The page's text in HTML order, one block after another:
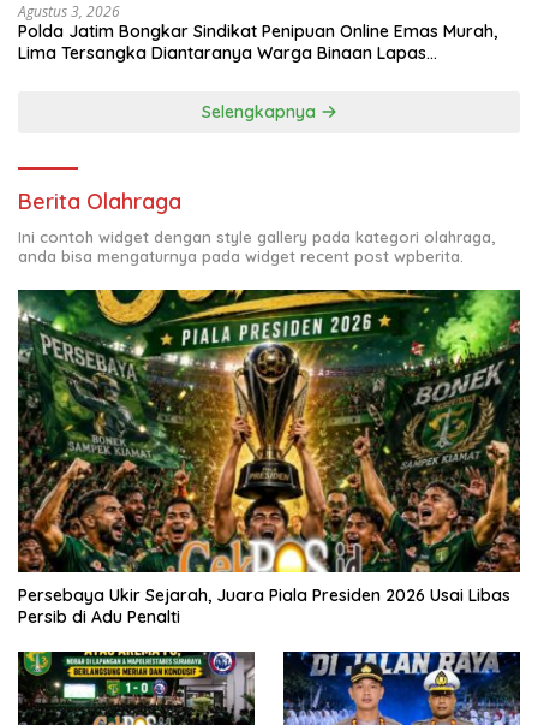
Agustus 3, 2026
Polda Jatim Bongkar Sindikat Penipuan Online Emas Murah,
Lima Tersangka Diantaranya Warga Binaan Lapas
Selengkapnya
Berita Olahraga
Ini contoh widget dengan style gallery pada kategori olahraga,
anda bisa mengaturnya pada widget recent post wpberita.
Persebaya Ukir Sejarah, Juara Piala Presiden 2026 Usai Libas
Persib di Adu Penalti